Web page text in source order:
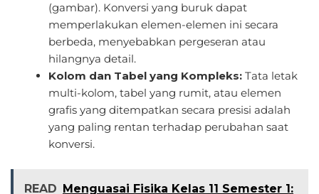
(gambar). Konversi yang buruk dapat
memperlakukan elemen-elemen ini secara
berbeda, menyebabkan pergeseran atau
hilangnya detail.
Kolom dan Tabel yang Kompleks: Tata letak
multi-kolom, tabel yang rumit, atau elemen
grafis yang ditempatkan secara presisi adalah
yang paling rentan terhadap perubahan saat
konversi.
READ Menguasai Fisika Kelas 11 Semester 1: